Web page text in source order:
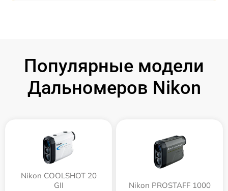
Популярные модели
Дальномеров Nikon
Nikon COOLSHOT 20
GII
Nikon PROSTAFF 1000